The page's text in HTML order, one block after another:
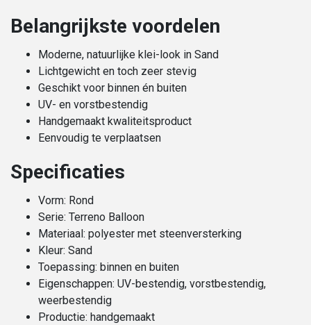
Belangrijkste voordelen
Moderne, natuurlijke klei-look in Sand
Lichtgewicht en toch zeer stevig
Geschikt voor binnen én buiten
UV- en vorstbestendig
Handgemaakt kwaliteitsproduct
Eenvoudig te verplaatsen
Specificaties
Vorm: Rond
Serie: Terreno Balloon
Materiaal: polyester met steenversterking
Kleur: Sand
Toepassing: binnen en buiten
Eigenschappen: UV-bestendig, vorstbestendig,
weerbestendig
Productie: handgemaakt